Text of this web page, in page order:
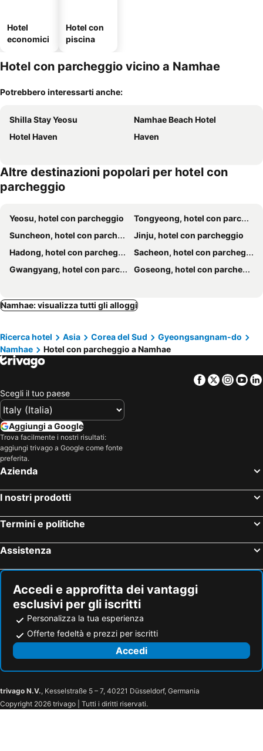
Hotel
economici
Hotel con
piscina
Hotel con parcheggio vicino a Namhae
Potrebbero interessarti anche:
Shilla Stay Yeosu
Namhae Beach Hotel
Hotel Haven
Haven
Altre destinazioni popolari per hotel con
parcheggio
Yeosu, hotel con parcheggio
Tongyeong, hotel con parcheggio
Suncheon, hotel con parcheggio
Jinju, hotel con parcheggio
Hadong, hotel con parcheggio
Sacheon, hotel con parcheggio
Gwangyang, hotel con parcheggio
Goseong, hotel con parcheggio
Namhae: visualizza tutti gli alloggi
Ricerca hotel Asia Corea del Sud
Gyeongsangnam-do
Namhae
Hotel con parcheggio a Namhae
Facebook
Twitter
Scegli il tuo paese
Aggiungi a Google
Trova facilmente i nostri risultati:
aggiungi trivago a Google come fonte
preferita.
Azienda
I nostri prodotti
Termini e politiche
Assistenza
Accedi e approfitta dei vantaggi
esclusivi per gli iscritti
Personalizza la tua esperienza
Offerte fedeltà e prezzi per iscritti
Accedi
trivago N.V., Kesselstraße 5 – 7, 40221 Düsseldorf, Germania
Copyright 2026 trivago | Tutti i diritti riservati.